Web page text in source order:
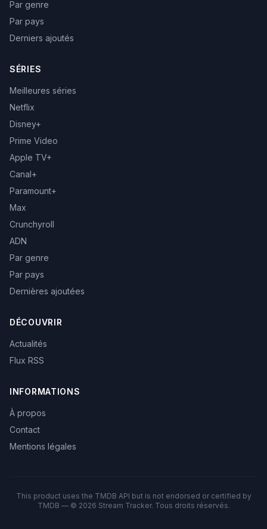
Par genre
Par pays
Derniers ajoutés
SÉRIES
Meilleures séries
Netflix
Disney+
Prime Video
Apple TV+
Canal+
Paramount+
Max
Crunchyroll
ADN
Par genre
Par pays
Dernières ajoutées
DÉCOUVRIR
Actualités
Flux RSS
INFORMATIONS
À propos
Contact
Mentions légales
This product uses the TMDB API but is not endorsed or certified by
TMDB — © 2026 Stream Tracker. Tous droits réservés.